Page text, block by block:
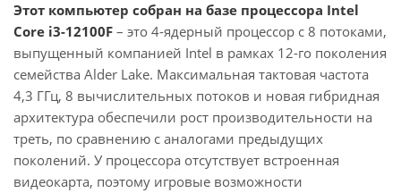
Этот компьютер собран на базе процессора Intel
Core i3-12100F – это 4-ядерный процессор с 8 потоками,
выпущенный компанией Intel в рамках 12-го поколения
семейства Alder Lake. Максимальная тактовая частота
4,3 ГГц, 8 вычислительных потоков и новая гибридная
архитектура обеспечили рост производительности на
треть, по сравнению с аналогами предыдущих
поколений. У процессора отсутствует встроенная
видеокарта, поэтому игровые возможности